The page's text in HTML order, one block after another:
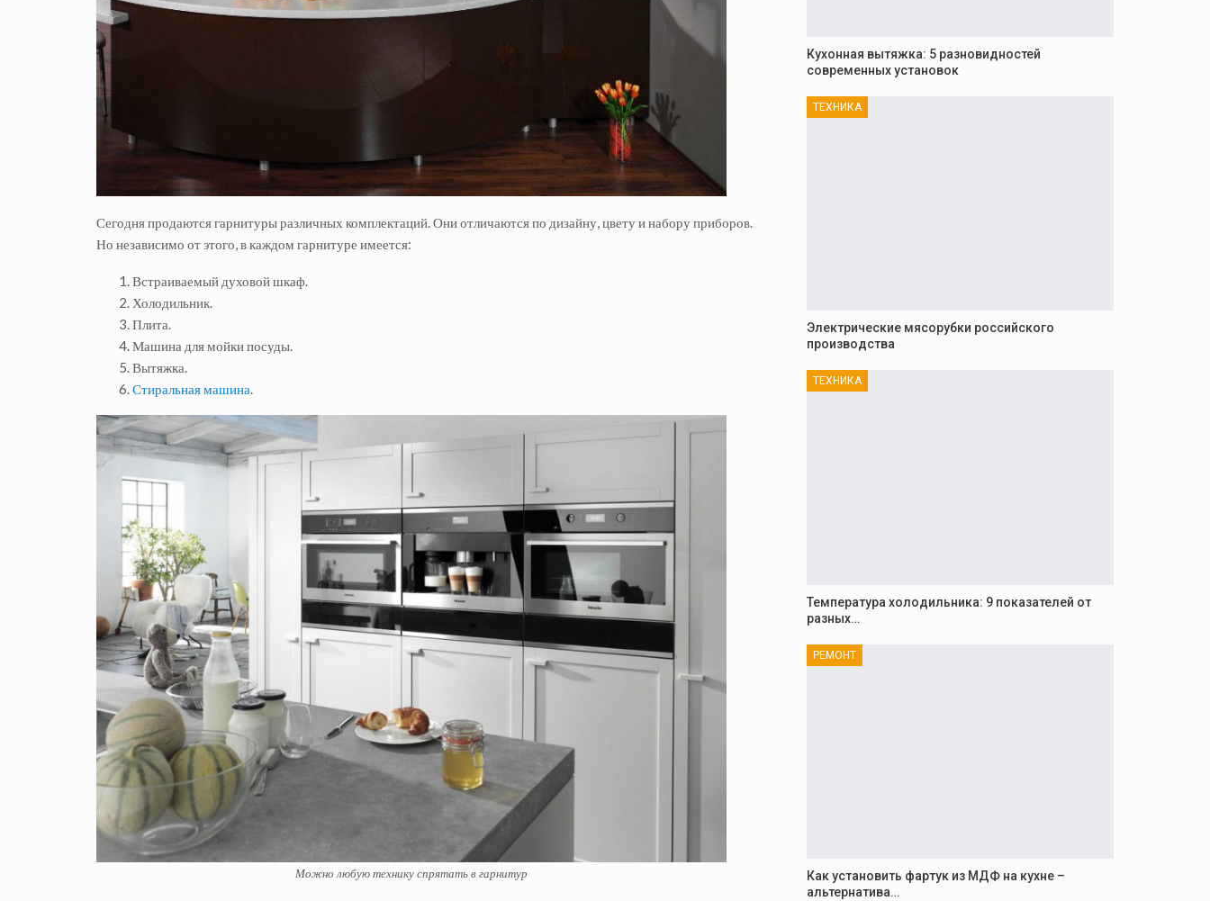
Сегодня продаются гарнитуры различных комплектаций. Они отличаются по дизайну, цвету и набору приборов.
Но независимо от этого, в каждом гарнитуре имеется:
Встраиваемый духовой шкаф.
Холодильник.
Плита.
Машина для мойки посуды.
Вытяжка.
Стиральная машина.
Можно любую технику спрятать в гарнитур
Кухонная вытяжка: 5 разновидностей
современных установок
ТЕХНИКА
Электрические мясорубки российского
производства
ТЕХНИКА
Температура холодильника: 9 показателей от
разных…
РЕМОНТ
Как установить фартук из МДФ на кухне –
альтернатива…